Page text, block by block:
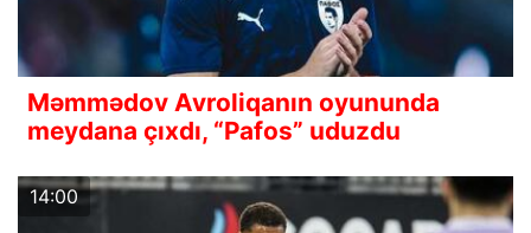
Məmmədov Avroliqanın oyununda
meydana çıxdı, “Pafos” uduzdu
14:00